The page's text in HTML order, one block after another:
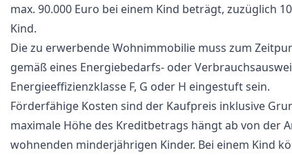
max. 90.000 Euro bei einem Kind beträgt, zuzüglich
Kind.
Die zu erwerbende Wohnimmobilie muss zum
gemäß eines Energiebedarfs- oder
Energieeffizienzklasse F, G oder H eingestuft sein.
Förderfähige Kosten sind der Kaufpreis inklusive
maximale Höhe des Kreditbetrags hängt ab von der
wohnenden minderjährigen Kinder. Bei einem Kind